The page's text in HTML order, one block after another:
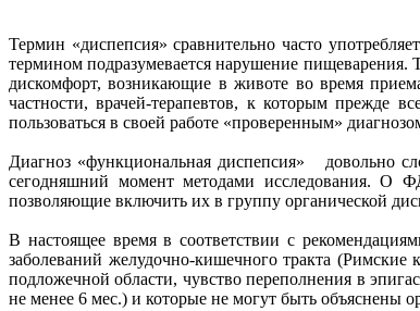
Термин «диспепсия» сравнительно часто
термином подразумевается нарушение пищеварения.
дискомфорт, возникающие в животе во время
частности, врачей-терапевтов, к которым прежде
пользоваться в своей работе «проверенным»
Диагноз «функциональная диспепсия» довольно
сегодняшний момент методами исследования. О
позволяющие включить их в группу органической
В настоящее время в соответствии с
заболеваний желудочно-кишечного тракта
подложечной области, чувство переполнения в
не менее 6 мес.) и которые не могут быть объяснены